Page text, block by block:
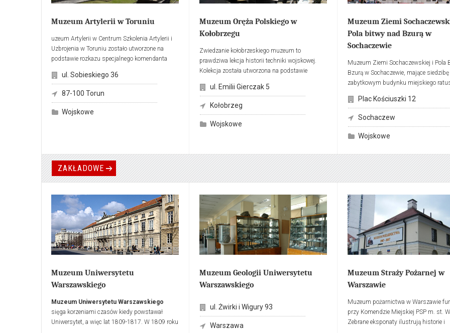
Muzeum Artylerii w Toruniu
uzeum Artylerii w Centrum Szkolenia Artylerii i
Uzbrojenia w Toruniu zostało utworzone na
podstawie rozkazu specjalnego komendanta
Artylerii im. gen. J. Bema, numer 13 z dnia 14
stycznia 1977 r. Inicjatorem budowy muzeum
był ówczesny komendant gen. bryg. Stanisław
Żak. Celem projektu było wspieranie wychowania
Chudego.
Źródło: http://artyleria.csaiu.torun.pl/
ul. Sobieskiego 36
87-100 Torun
Wojskowe
Muzeum Oręża Polskiego w
Kołobrzegu
Zwiedzanie kołobrzeskiego muzeum to
prawdziwa lekcja historii techniki wojskowej.
Kolekcja została utworzona na podstawie
archeologicznych (groty strzał, ostrogi, włócznie
i topory), poprzez średniowieczną broń
drzewcową, kolną, sieczną i miotającą, czy też
bogato reprezentowane eksponaty dotyczące
ul. Emilii Gierczak 5
Kołobrzeg
Wojskowe
Muzeum Ziemi
Pola bitwy nad Bzurą w
Sochaczewie
Muzeum Ziemi Sochaczewskiej i Pola
Bzurą w Sochaczewie, mające
zabytkowym budynku miejskiego
Plac Kościuszki 12
Sochaczew
Wojskowe
ZAKŁADOWE
Muzeum Uniwersytetu
Warszawskiego
Muzeum Uniwersytetu Warszawskiego
sięga korzeniami czasów kiedy powstawał
Uniwersytet, a więc lat 1809-1817. W 1809 roku
Muzeum Geologii Uniwersytetu
Warszawskiego
ul. Żwirki i Wigury 93
Warszawa
Muzeum Straży Pożarnej w
Warszawie
Muzeum pożarnictwa w Warszawie
przy Komendzie Miejskiej PSP m. st.
Zebrane eksponaty ilustrują historie i